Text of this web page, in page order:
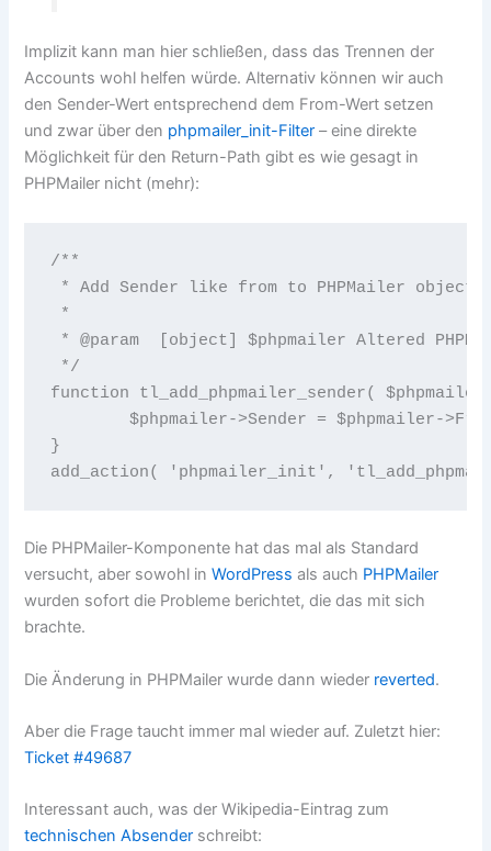
Implizit kann man hier schließen, dass das Trennen der
Accounts wohl helfen würde. Alternativ können wir auch
den Sender-Wert entsprechend dem From-Wert setzen
und zwar über den phpmailer_init-Filter – eine direkte
Möglichkeit für den Return-Path gibt es wie gesagt in
PHPMailer nicht (mehr):
/**
* Add Sender like from to PHPMailer object
*
* @param  [object] $phpmailer Altered
*/
function tl_add_phpmailer_sender(
}
add_action( 'phpmailer_init',
Die PHPMailer-Komponente hat das mal als Standard
versucht, aber sowohl inWordPress als auch PHPMailer
wurden sofort die Probleme berichtet, die das mit sich
brachte.
Die Änderung in PHPMailer wurde dann wieder reverted.
Aber die Frage taucht immer mal wieder auf. Zuletzt hier:
Ticket #49687
Interessant auch, was der Wikipedia-Eintrag zum
technischen Absender schreibt: